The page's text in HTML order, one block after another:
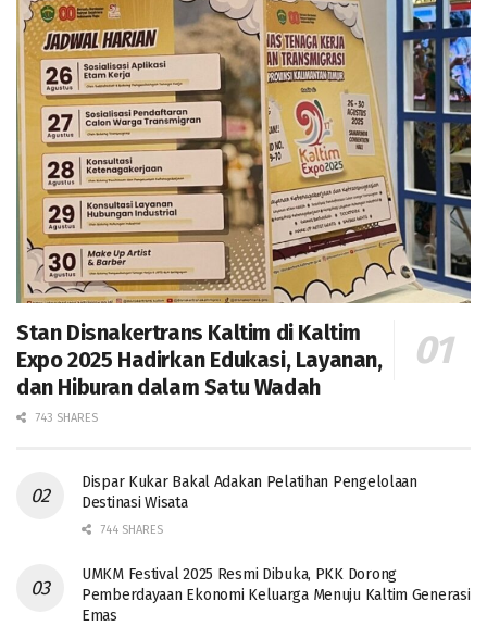
Stan Disnakertrans Kaltim di Kaltim
Expo 2025 Hadirkan Edukasi, Layanan,
dan Hiburan dalam Satu Wadah
743 SHARES
Dispar Kukar Bakal Adakan Pelatihan Pengelolaan
Destinasi Wisata
744 SHARES
UMKM Festival 2025 Resmi Dibuka, PKK Dorong
Pemberdayaan Ekonomi Keluarga Menuju Kaltim Generasi
Emas